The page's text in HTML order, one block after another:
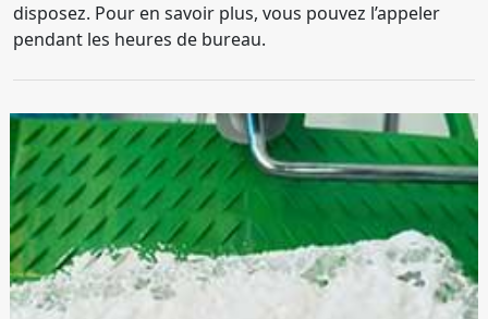
disposez. Pour en savoir plus, vous pouvez l’appeler
pendant les heures de bureau.